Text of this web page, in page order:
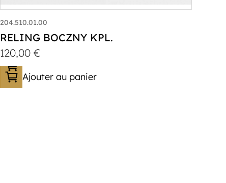
204.510.01.00
RELING BOCZNY KPL.
120,00€
Ajouter au panier